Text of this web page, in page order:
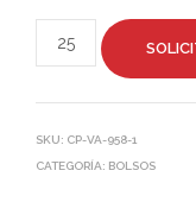
SKU: CP-VA-958-1
CATEGORÍA: BOLSOS